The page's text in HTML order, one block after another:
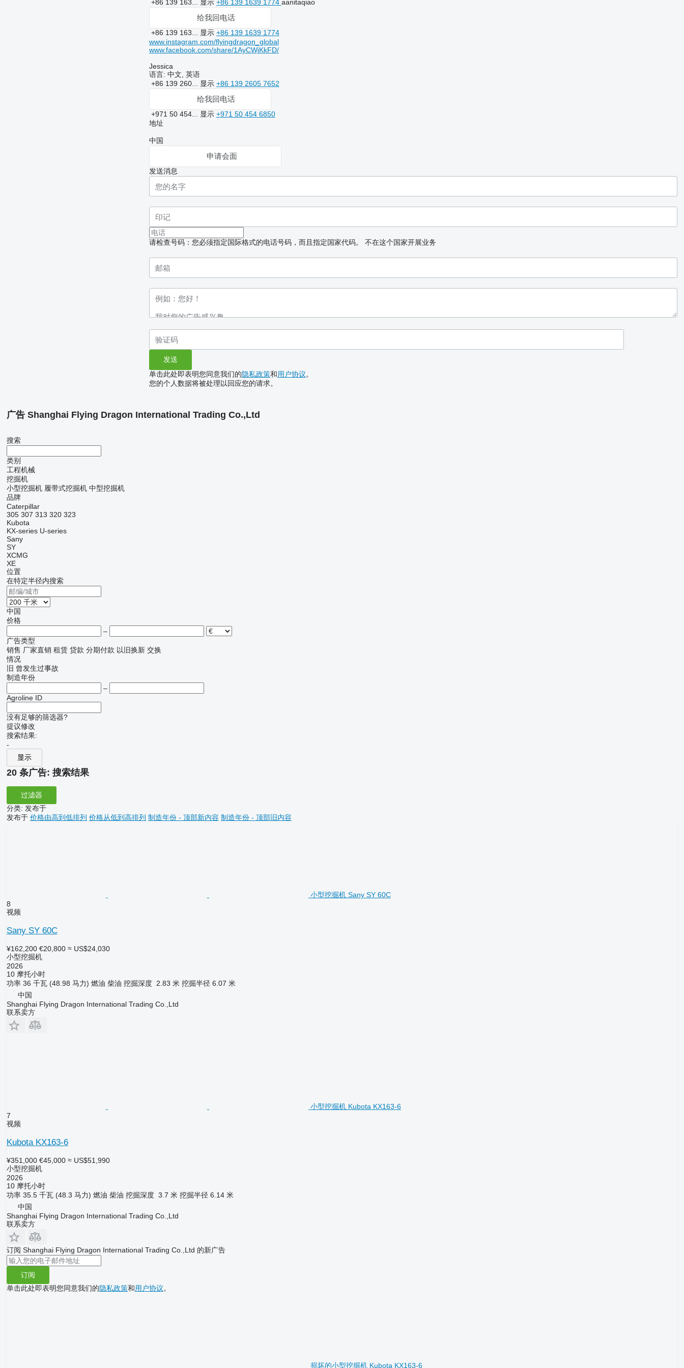
+86 139 163... 显示 +86 139 1639 1774 aanitaqiao
给我回电话
+86 139 163... 显示 +86 139 1639 1774
www.instagram.com/flyingdragon_global
www.facebook.com/share/1AyCWjKkFD/
Jessica
语言: 中文, 英语
+86 139 260... 显示 +86 139 2605 7652
给我回电话
+971 50 454... 显示 +971 50 454 6850
地址
中国
申请会面
发送消息
请检查号码：您必须指定国际格式的电话号码，而且指定国家代码。 不在这个国家开展业务
单击此处即表明您同意我们的隐私政策和用户协议。
您的个人数据将被处理以回应您的请求。
广告 Shanghai Flying Dragon International Trading Co.,Ltd
搜索
类别
工程机械
挖掘机
小型挖掘机 履带式挖掘机 中型挖掘机
品牌
Caterpillar
305 307 313 320 323
Kubota
KX-series U-series
Sany
SY
XCMG
XE
位置
在特定半径内搜索
中国
价格
–
广告类型
销售 厂家直销 租赁 贷款 分期付款 以旧换新 交换
情况
旧 曾发生过事故
制造年份
–
Agroline ID
没有足够的筛选器?
提议修改
搜索结果:
-
显示
20 条广告: 搜索结果
过滤器
分类: 发布于
发布于 价格由高到低排列 价格从低到高排列 制造年份 - 顶部新内容 制造年份 - 顶部旧内容
小型挖掘机 Sany SY 60C
8
视频
Sany SY 60C
¥162,200 €20,800 ≈ US$24,030
小型挖掘机
2026
10 摩托小时
功率 36 千瓦 (48.98 马力) 燃油 柴油 挖掘深度 2.83 米 挖掘半径 6.07 米
中国
Shanghai Flying Dragon International Trading Co.,Ltd
联系卖方
小型挖掘机 Kubota KX163-6
7
视频
Kubota KX163-6
¥351,000 €45,000 ≈ US$51,990
小型挖掘机
2026
10 摩托小时
功率 35.5 千瓦 (48.3 马力) 燃油 柴油 挖掘深度 3.7 米 挖掘半径 6.14 米
中国
Shanghai Flying Dragon International Trading Co.,Ltd
联系卖方
订阅 Shanghai Flying Dragon International Trading Co.,Ltd 的新广告
订阅
单击此处即表明您同意我们的隐私政策和用户协议。
损坏的小型挖掘机 Kubota KX163-6